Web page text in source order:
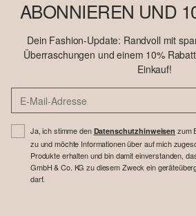
ABONNIEREN UND
Dein Fashion-Update: Randvoll mit
Überraschungen und einem 10%
Einkauf!
Ja, ich stimme den Datenschutzhinweisen zum
zu und möchte Informationen über auf mich
Produkte erhalten und bin damit einverstanden,
GmbH & Co. KG zu diesem Zweck ein
darf.